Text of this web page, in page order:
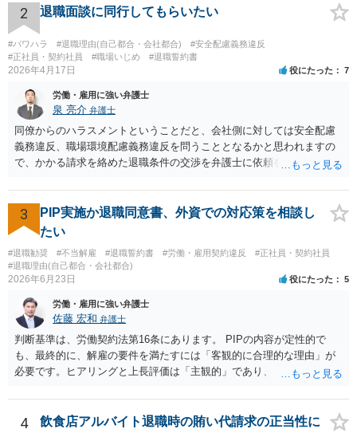
2 退職面談に同行してもらいたい
#パワハラ #退職理由(自己都合・会社都合)
#安全配慮義務違反
#正社員・契約社員
#職場いじめ #退職誓約書
2026年4月17日 役にたった 7
労働・雇用に強い弁護士
泉 亮介 弁護士
同僚からのハラスメントということだと、会社側に対しては安全配慮
義務違反、職場環境配慮義務違反を問うこととなるかと思われますの
で、かかる請求を絡めた退職条件の交渉を弁護士に依頼をされた方が
くなり全て弁護士が窓口となるため精神的な負担も軽くなるでしょ
う。
3
PIP実施か退職同意書、外資での対応策を相談し
たい
#退職勧奨 #不当解雇 #退職誓約書 #労働・雇用契約違反
#正社員・契約社員
#退職理由(自己都合・会社都合)
2026年6月23日 役にたった 5
労働・雇用に強い弁護士
佐藤 宏和 弁護士
判断基準は、労働契約法第16条にあります。 PIPの内容が定性的で
も、最終的に、解雇の要件を満たすには「客観的に合理的な理由」が
必要です。ヒアリングと上長評価は「主観的」であり、「客観的に合
利に使うのは難しいです。ですから、これを達成しなければ退職す
る、賃金減額を受け入れる、などの条件が自動的に発動されるもので
4
飲食店アルバイト退職時の賄い代請求の正当性に